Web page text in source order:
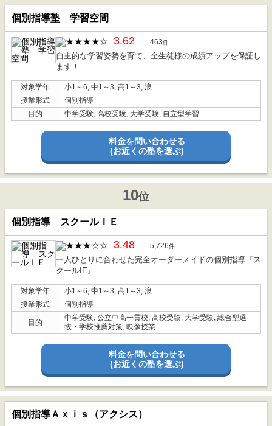
個別指導塾 学習空間
3.62 463件
自主的な学習姿勢を育て、全生徒様の成績アップを保証し
ます！
対象学年
小1～6, 中1～3, 高1～3, 浪
授業形式
個別指導
目的
中学受験, 高校受験, 大学受験, 自立型学習
料金を問い合わせる
(お近くの塾を選ぶ)
10位
個別指導 スクールＩＥ
3.48 5,726件
一人ひとりに合わせた完全オーダーメイドの個別指導『ス
クールIE』
対象学年
小1～6, 中1～3, 高1～3, 浪
授業形式
個別指導
目的
中学受験, 公立中高一貫校, 高校受験, 大学受験, 総合型選
抜・学校推薦対策, 映像授業
料金を問い合わせる
(お近くの塾を選ぶ)
個別指導Ａｘｉｓ（アクシス）